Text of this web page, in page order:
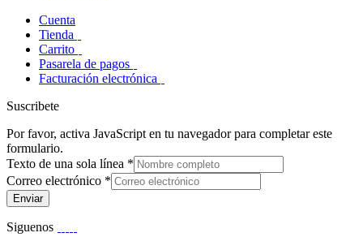
Cuenta
Tienda
Carrito
Pasarela de pagos
Facturación electrónica
Suscribete
Por favor, activa JavaScript en tu navegador para completar este
formulario.
Texto de una sola línea *
Correo electrónico *
Enviar
Siguenos